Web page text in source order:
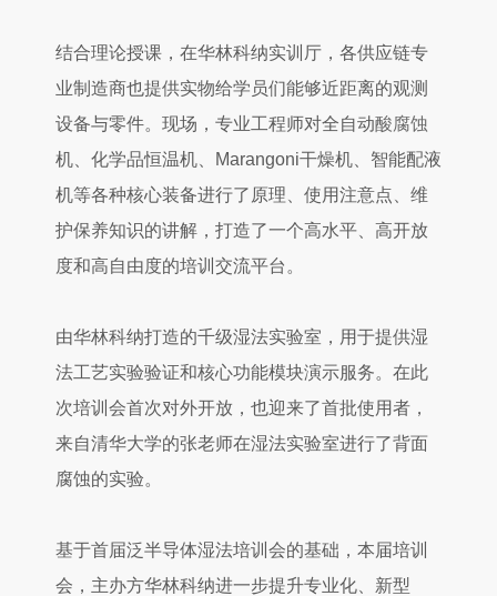
结合理论授课，在华林科纳实训厅，各供应链专
业制造商也提供实物给学员们能够近距离的观测
设备与零件。现场，专业工程师对全自动酸腐蚀
机、化学品恒温机、Marangoni干燥机、智能配液
机等各种核心装备进行了原理、使用注意点、维
护保养知识的讲解，打造了一个高水平、高开放
度和高自由度的培训交流平台。
由华林科纳打造的千级湿法实验室，用于提供湿
法工艺实验验证和核心功能模块演示服务。在此
次培训会首次对外开放，也迎来了首批使用者，
来自清华大学的张老师在湿法实验室进行了背面
腐蚀的实验。
基于首届泛半导体湿法培训会的基础，本届培训
会，主办方华林科纳进一步提升专业化、新型